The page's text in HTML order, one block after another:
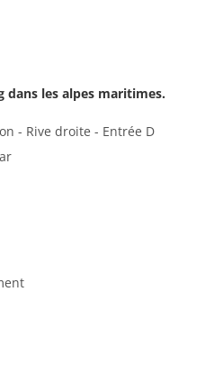
les alpes maritimes.
- Rive droite - Entrée D